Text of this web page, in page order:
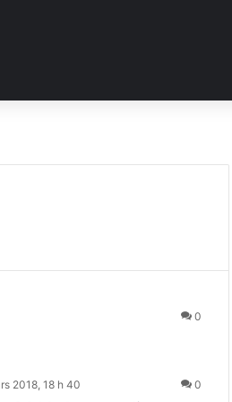
0
2018, 18 h 40 0